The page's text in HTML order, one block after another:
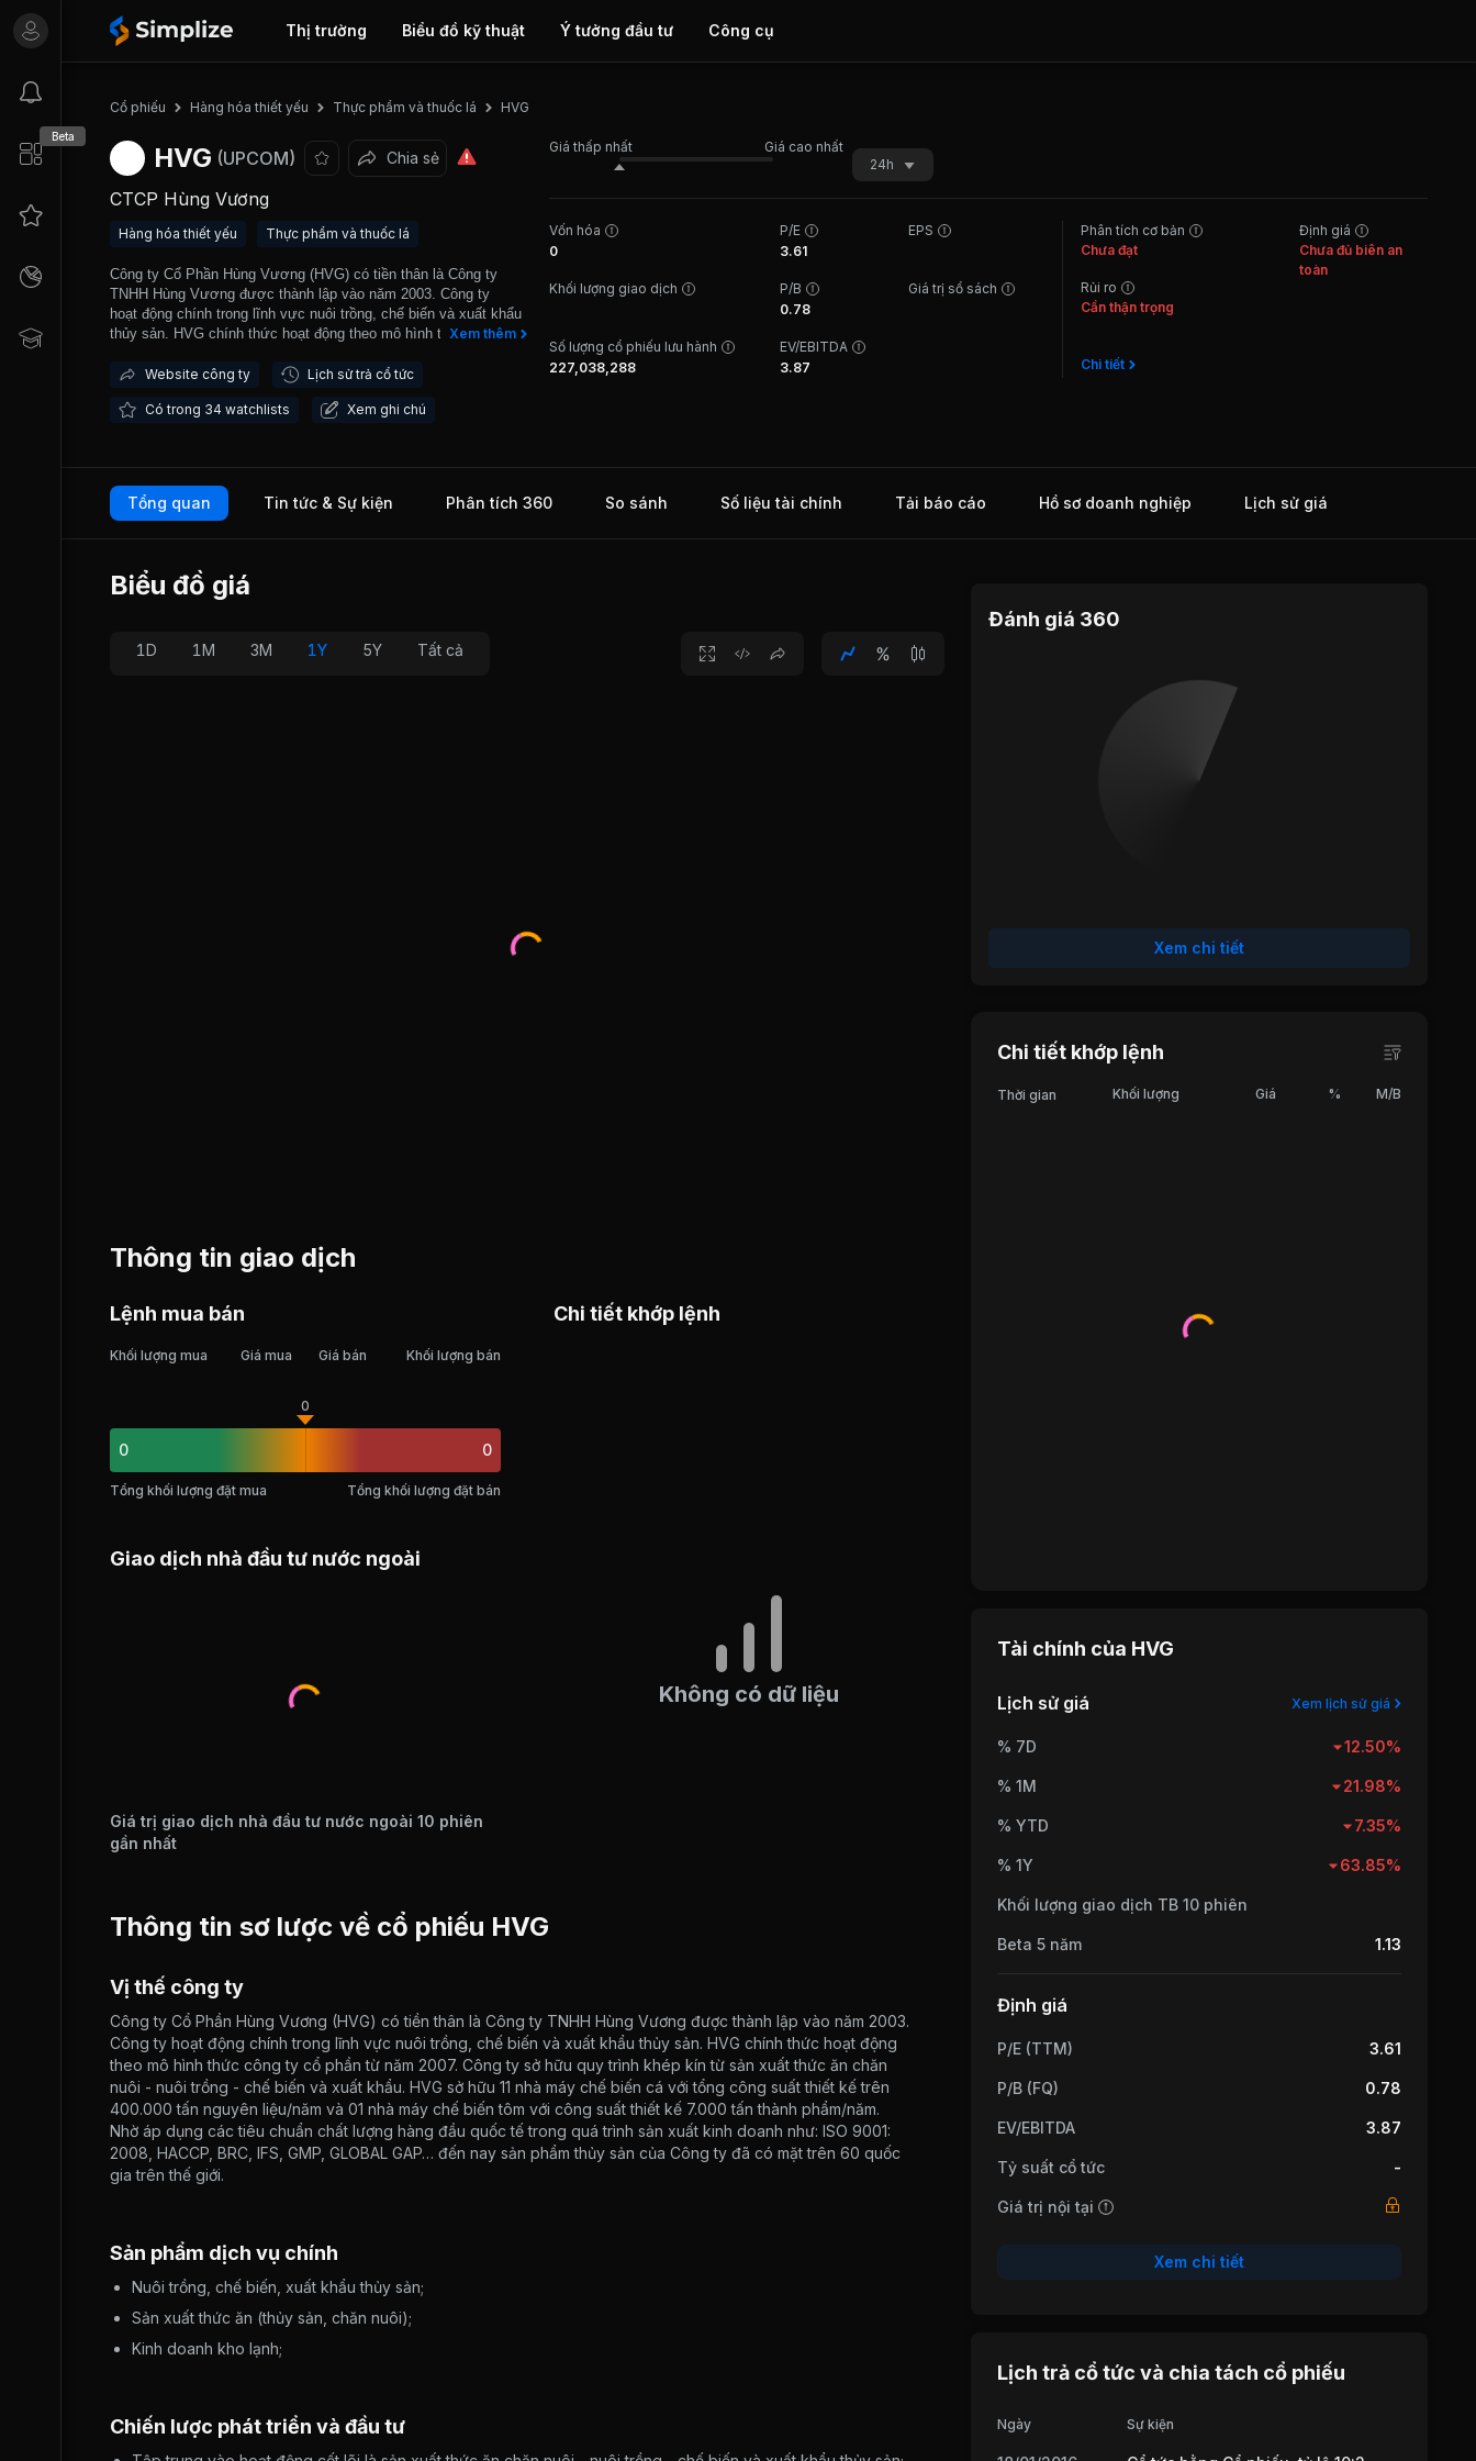
Thị trường Biểu đồ kỹ thuật Ý tưởng đầu tư Công cụ
Beta
Cổ phiếu Hàng hóa thiết yếu Thực phẩm và thuốc lá HVG
HVG (UPCOM) Chia sẻ
CTCP Hùng Vương
Hàng hóa thiết yếu Thực phẩm và thuốc lá
Công ty Cổ Phần Hùng Vương (HVG) có tiền thân là Công ty
TNHH Hùng Vương được thành lập vào năm 2003. Công ty
hoạt động chính trong lĩnh vực nuôi trồng, chế biến và xuất khẩu
thủy sản. HVG chính thức hoạt động theo mô hình thức công ty
xuất thức ăn chăn nuôi - nuôi trồng - chế biến và xuất khẩu. HVG
400.000 tấn nguyên liệu/năm và 01 nhà máy chế biến tôm với
kinh doanh như: ISO 9001: 2008, HACCP, BRC, IFS, GMP,
GLOBAL GAP… đến nay sản phẩm thủy sản của Công ty đã có
mặt trên 60 quốc gia trên thế giới.
Xem thêm
Website công ty Lịch sử trả cổ tức
Có trong 34 watchlists Xem ghi chú
Giá thấp nhất
Giá cao nhất
24h
Vốn hóa
0
P/E
3.61
EPS
Khối lượng giao dịch
P/B
0.78
Giá trị sổ sách
Số lượng cổ phiếu lưu hành
227,038,288
EV/EBITDA
3.87
Phân tích cơ bản
Chưa đạt
Rủi ro
Cần thận trọng
Chi tiết
Định giá
Chưa đủ biên an
toàn
Tổng quan Tin tức & Sự kiện Phân tích 360 So sánh Số liệu tài chính Tải báo cáo Hồ sơ doanh nghiệp Lịch sử giá
Biểu đồ giá
1D 1M 3M 1Y 5Y Tất cả
Thông tin giao dịch
Lệnh mua bán
Khối lượng mua Giá mua Giá bán Khối lượng bán
0
0
0
Tổng khối lượng đặt mua Tổng khối lượng đặt bán
Giao dịch nhà đầu tư nước ngoài
Giá trị giao dịch nhà đầu tư nước ngoài 10 phiên
gần nhất
Chi tiết khớp lệnh
Không có dữ liệu
Thông tin sơ lược về cổ phiếu HVG
Vị thế công ty
Công ty Cổ Phần Hùng Vương (HVG) có tiền thân là Công ty TNHH Hùng Vương được thành lập vào năm 2003.
Công ty hoạt động chính trong lĩnh vực nuôi trồng, chế biến và xuất khẩu thủy sản. HVG chính thức hoạt động
theo mô hình thức công ty cổ phần từ năm 2007. Công ty sở hữu quy trình khép kín từ sản xuất thức ăn chăn
nuôi - nuôi trồng - chế biến và xuất khẩu. HVG sở hữu 11 nhà máy chế biến cá với tổng công suất thiết kế trên
400.000 tấn nguyên liệu/năm và 01 nhà máy chế biến tôm với công suất thiết kế 7.000 tấn thành phẩm/năm.
Nhờ áp dụng các tiêu chuẩn chất lượng hàng đầu quốc tế trong quá trình sản xuất kinh doanh như: ISO 9001:
2008, HACCP, BRC, IFS, GMP, GLOBAL GAP… đến nay sản phẩm thủy sản của Công ty đã có mặt trên 60 quốc
gia trên thế giới.
Sản phẩm dịch vụ chính
Nuôi trồng, chế biến, xuất khẩu thủy sản;
Sản xuất thức ăn (thủy sản, chăn nuôi);
Kinh doanh kho lạnh;
Chiến lược phát triển và đầu tư
Đánh giá 360
Xem chi tiết
Chi tiết khớp lệnh
Thời gian Khối lượng Giá % M/B
Tài chính của HVG
Lịch sử giá Xem lịch sử giá
% 7D 12.50%
% 1M 21.98%
% YTD 7.35%
% 1Y 63.85%
Khối lượng giao dịch TB 10 phiên
Beta 5 năm 1.13
Định giá
P/E (TTM) 3.61
P/B (FQ) 0.78
EV/EBITDA 3.87
Tỷ suất cổ tức -
Giá trị nội tại
Xem chi tiết
Lịch trả cổ tức và chia tách cổ phiếu
Ngày Sự kiện